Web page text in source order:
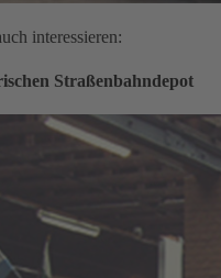
interessieren:
Straßenbahndepot